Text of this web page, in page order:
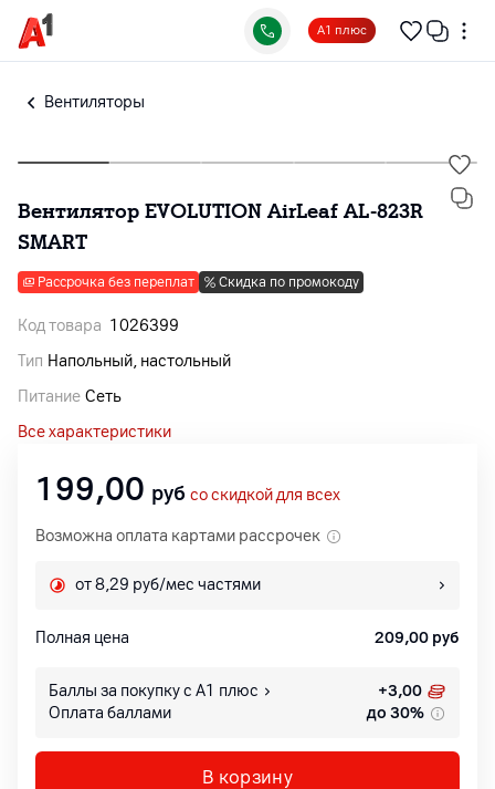
А1 плюс
Вентиляторы
Вентилятор EVOLUTION AirLeaf AL-823R
SMART
Рассрочка без переплат Скидка по промокоду
Код товара 1026399
Тип Напольный, настольный
Питание Сеть
Все характеристики
199,00 руб со скидкой для всех
Возможна оплата картами рассрочек
от 8,29 руб/мес частями
Полная цена 209,00 руб
Баллы за покупку с А1 плюс +3,00
Оплата баллами
до 30%
В корзину